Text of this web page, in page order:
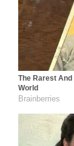
The Rarest And
World
Brainberries